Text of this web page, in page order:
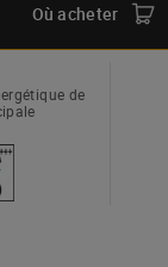
Où acheter
de